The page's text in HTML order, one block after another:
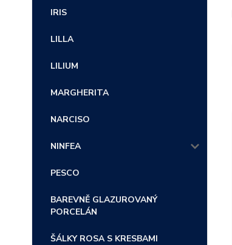
IRIS
LILLA
LILIUM
MARGHERITA
NARCISO
NINFEA
PESCO
BAREVNĚ GLAZUROVANÝ
PORCELÁN
ŠÁLKY ROSA S KRESBAMI